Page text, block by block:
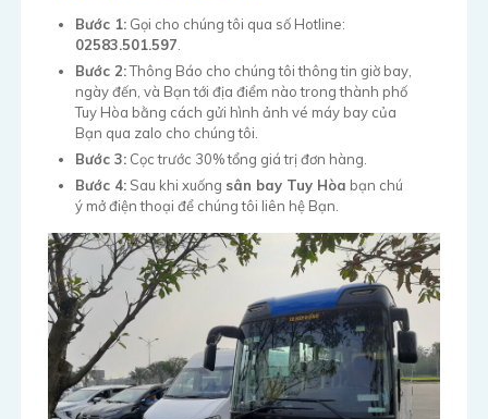
Bước 1:Gọi cho chúng tôi qua số Hotline:
02583.501.597
Bước 2:Thông Báo cho chúng tôi thông tin giờ bay,
ngày đến, và Bạn tới địa điểm nào trong thành phố
Tuy Hòa bằng cách gửi hình ảnh vé máy bay của
Bạn qua zalo cho chúng tôi.
Bước 3:Cọc trước 30% tổng giá trị đơn hàng.
Bước 4:Sau khi xuống sân bay Tuy Hòa bạn chú
ý mở điện thoại để chúng tôi liên hệ Bạn.